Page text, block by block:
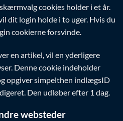
cookies holder i et år.
dit login holde i to uger. Hvis du
cookierne forsvinde.
en artikel, vil en yderligere
Denne cookie indeholder
opgiver simpelthen indlægsID
Den udløber efter 1 dag.
websteder